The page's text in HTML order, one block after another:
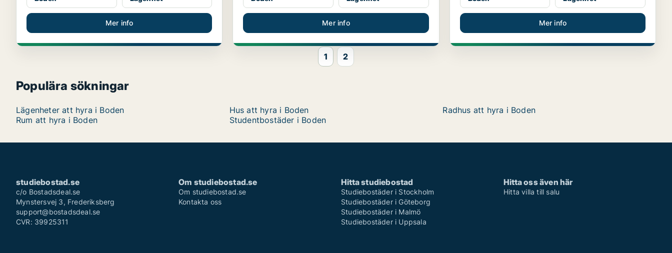
Mer info Mer info Mer info
1 2
Populära sökningar
Lägenheter att hyra i Boden Hus att hyra i Boden
Radhus att hyra i Boden
Rum att hyra i Boden
Studentbostäder i Boden
studiebostad.se
c/o Bostadsdeal.se
Mynstersvej 3, Frederiksberg
support@bostadsdeal.se
CVR: 39925311
Om studiebostad.se
Om studiebostad.se
Kontakta oss
Hitta studiebostad
Studiebostäder i Stockholm
Studiebostäder i Göteborg
Studiebostäder i Malmö
Studiebostäder i Uppsala
Hitta oss även här
Hitta villa till salu